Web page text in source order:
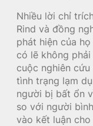
Nhiều lời chỉ
Rind và đồng
phát hiện của
có lẽ không
cuộc nghiên
tình trạng lạm
người bị bất ổn
so với người
vào kết luận